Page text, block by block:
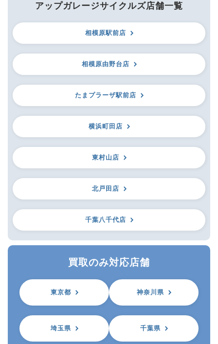
アップガレージサイクルズ店舗一覧
相模原駅前店
相模原由野台店
たまプラーザ駅前店
横浜町田店
東村山店
北戸田店
千葉八千代店
買取のみ対応店舗
東京都 神奈川県
埼玉県 千葉県